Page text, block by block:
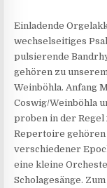
Einladende
wechselseitiges
pulsierende
gehören zu
Weinböhla. Anfang
Coswig/Weinböhla
proben in der Regel
Repertoire
verschiedener
eine kleine
Scholagesänge.